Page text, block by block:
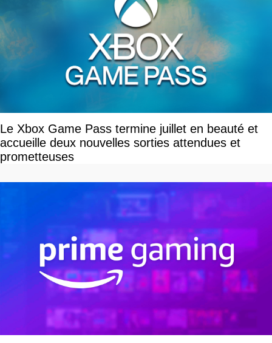
Le Xbox Game Pass termine juillet en beauté et
accueille deux nouvelles sorties attendues et
prometteuses